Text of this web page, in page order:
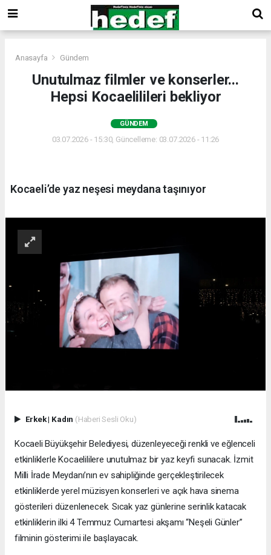
Anasayfa Gündem
Unutulmaz filmler ve konserler...
Hepsi Kocaelilileri bekliyor
GÜNDEM
03.07.2026 - 15:30, Güncelleme: 03.07.2026 - 11:26
Kocaeli’de yaz neşesi meydana taşınıyor
Erkek| Kadın (Haberi Sesli Oku)
Kocaeli Büyükşehir Belediyesi, düzenleyeceği renkli ve eğlenceli
etkinliklerle Kocaelililere unutulmaz bir yaz keyfi sunacak. İzmit
Milli İrade Meydanı’nın ev sahipliğinde gerçekleştirilecek
etkinliklerde yerel müzisyen konserleri ve açık hava sinema
gösterileri düzenlenecek. Sıcak yaz günlerine serinlik katacak
etkinliklerin ilki 4 Temmuz Cumartesi akşamı “Neşeli Günler”
filminin gösterimi ile başlayacak.